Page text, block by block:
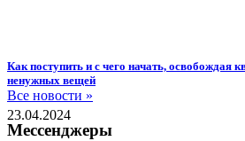
Как поступить и с чего начать, освобождая
ненужных вещей
23.04.2024
Все новости »
Мессенджеры